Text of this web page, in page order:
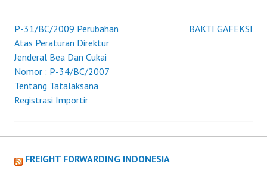
TENTANG
Post
navigation
P-31/BC/2009 Perubahan
Atas Peraturan Direktur
Jenderal Bea Dan Cukai
Nomor : P-34/BC/2007
Tentang Tatalaksana
Registrasi Importir
BAKTI GAFEKSI
FREIGHT FORWARDING INDONESIA